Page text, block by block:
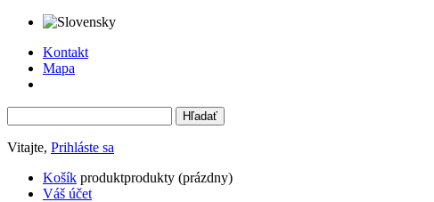
Kontakt
Mapa
Vitajte, Prihláste sa
Košík produktprodukty (prázdny)
Váš účet